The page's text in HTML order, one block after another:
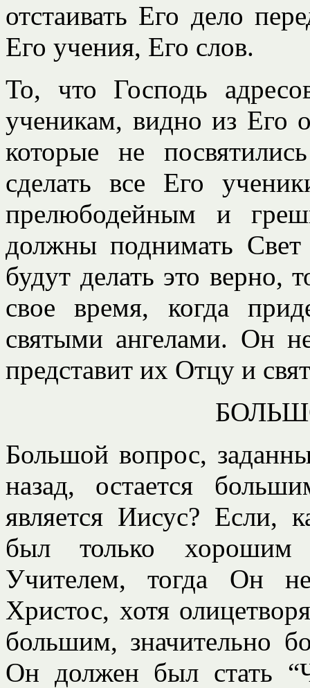
отстаивать Его дело
Его учения, Его слов.
То, что Господь
ученикам, видно из Его
которые не
сделать все Его
прелюбодейным и
должны поднимать
будут делать это верно,
свое время, когда
святыми ангелами. Он
представит их Отцу и
Большой вопрос,
назад, остается
является Иисус? Если,
был только хорошим
Учителем, тогда Он
Христос, хотя
большим, значительно
Он должен был стать